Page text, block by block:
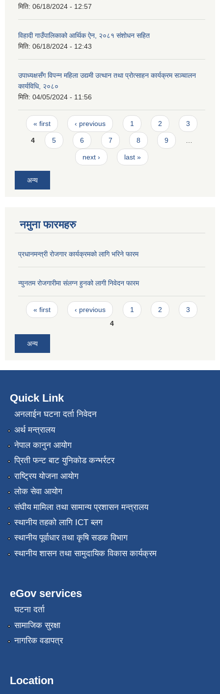
मिति: 06/18/2024 - 12:57
विहादी गाउँपालिकाको आर्थिक ऐन, २०८१ संशोधन सहित
मिति: 06/18/2024 - 12:43
उपाध्यक्षसँग विपन्न महिला उद्यमी उत्थान तथा प्रोत्साहन कार्यक्रम सञ्चालन
कार्यविधि, २०८०
मिति: 04/05/2024 - 11:56
Pages
« first ‹ previous 1 2 3
4 5 6 7 8 9 …
next › last »
अन्य
नमुना फारमहरु
प्रधानमन्त्री रोजगार कार्यक्रमको लागि भरिने फारम
न्युनतम रोजगारीमा संलग्न हुनको लागी निवेदन फारम
Pages
« first ‹ previous 1 2
3
4
अन्य
Quick Link
अनलाईन घटना दर्ता निवेदन
अर्थ मन्त्रालय
नेपाल कानुन आयोग
प्रिती फन्ट बाट युनिकोड कन्भर्रटर
राष्ट्रिय योजना आयोग
लोक सेवा आयोग
संघीय मामिला तथा सामान्य प्रशासन मन्त्रालय
स्थानीय तहको लागि ICT ब्लग
स्थानीय पूर्वाधार तथा कृषि सडक विभाग
स्थानीय शासन तथा सामुदायिक विकास कार्यक्रम
eGov services
घटना दर्ता
सामाजिक सुरक्षा
नागरिक वडापत्र
Location